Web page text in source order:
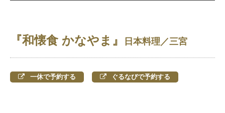
『和懐食 かなやま』 日本料理／三宮
一休で予約する ぐるなびで予約する